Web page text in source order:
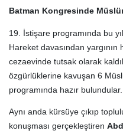
Batman Kongresinde
19. İstişare programında bu
Hareket davasından yargının
cezaevinde tutsak olarak
özgürlüklerine kavuşan 6
programında hazır bulundular.
Aynı anda kürsüye çıkıp
konuşması gerçekleştiren